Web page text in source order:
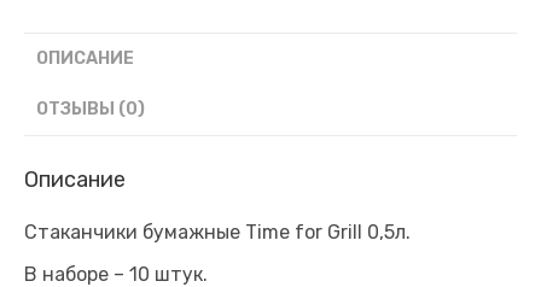
ОПИСАНИЕ
ОТЗЫВЫ (0)
Описание
Стаканчики бумажные Time for Grill 0,5л.
В наборе – 10 штук.